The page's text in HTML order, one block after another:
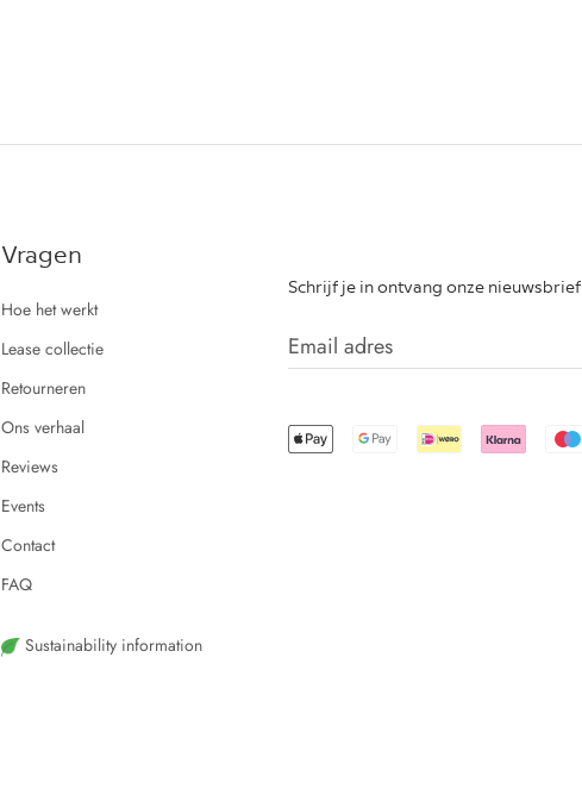
Vragen
Hoe het werkt
Lease collectie
Retourneren
Ons verhaal
Reviews
Events
Contact
FAQ
Sustainability information
Schrijf je in ontvang onze nieuwsbrief